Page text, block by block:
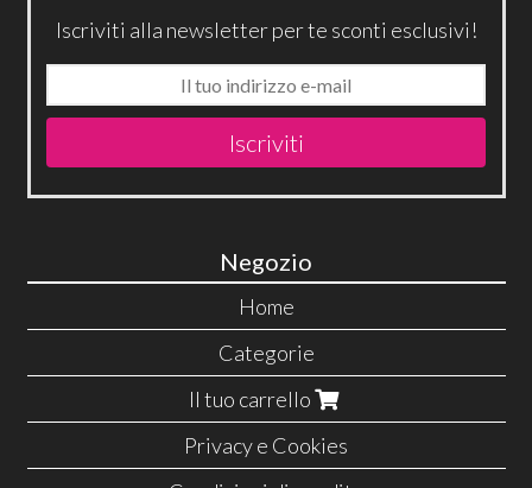
Iscriviti alla newsletter per te sconti esclusivi!
Iscriviti
Negozio
Home
Categorie
Il tuo carrello
Privacy e Cookies